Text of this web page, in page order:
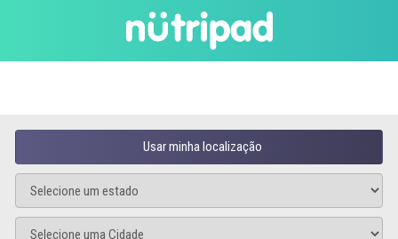
Usar minha localização